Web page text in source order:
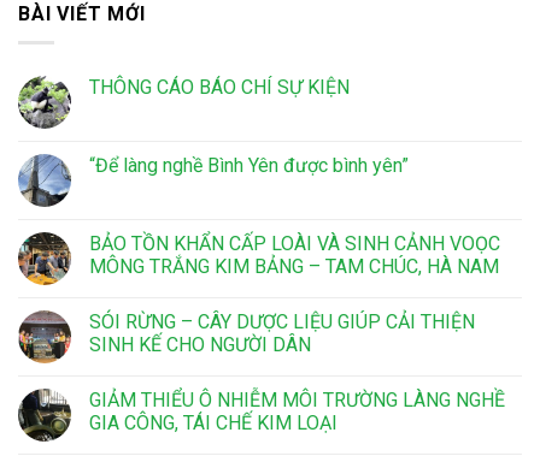
BÀI VIẾT MỚI
THÔNG CÁO BÁO CHÍ SỰ KIỆN
“Để làng nghề Bình Yên được bình yên”
BẢO TỒN KHẨN CẤP LOÀI VÀ SINH CẢNH VOỌC
MÔNG TRẮNG KIM BẢNG – TAM CHÚC, HÀ NAM
SÓI RỪNG – CÂY DƯỢC LIỆU GIÚP CẢI THIỆN
SINH KẾ CHO NGƯỜI DÂN
GIẢM THIỂU Ô NHIỄM MÔI TRƯỜNG LÀNG NGHỀ
GIA CÔNG, TÁI CHẾ KIM LOẠI